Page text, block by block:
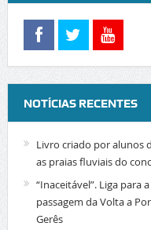
NOTÍCIAS RECENTES
Livro criado por alunos
as praias fluviais do
“Inaceitável”. Liga para
passagem da Volta a
Gerês